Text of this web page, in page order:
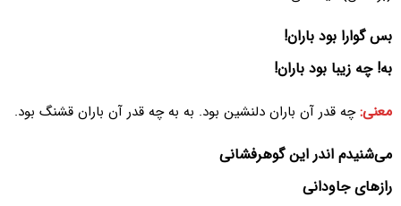
بس گوارا بود باران!
به! چه زیبا بود باران!
معنی:چه قدر آن باران دلنشین بود. به به چه قدر آن باران قشنگ بود.
می‌شنیدم اندر این گوهرفشانی
رازهای جاودانی